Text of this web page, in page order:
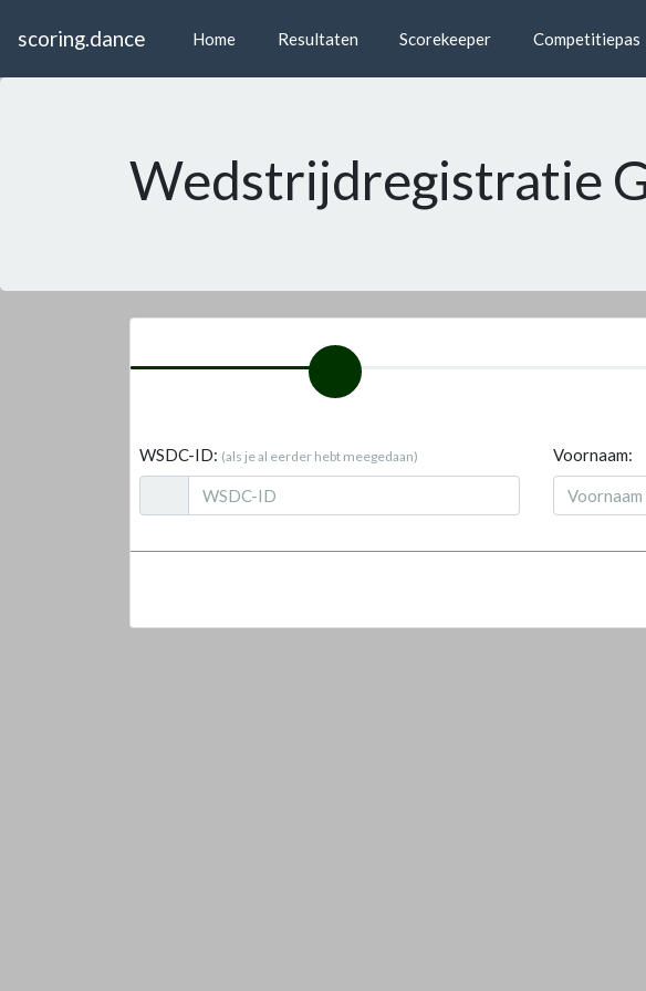
scoring.dance Home Resultaten Scorekeeper Competitiepas
Wedstrijdregistratie
WSDC-ID: (als je al eerder hebt meegedaan) Voornaam: